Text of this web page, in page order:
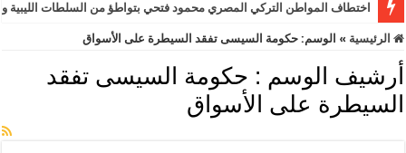
اختطاف المواطن التركي المصري محمود فتحي بتواطؤ من السلطات
الرئيسية » الوسم: حكومة السيسى تفقد السيطرة على الأسواق
أرشيف الوسم : حكومة السيسى تفقد
السيطرة على الأسواق